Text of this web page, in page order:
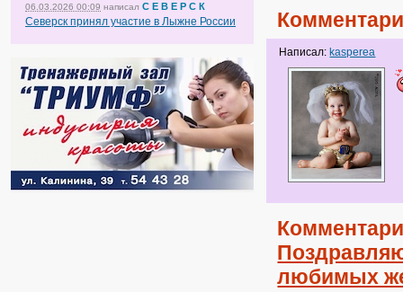
06.03.2026 00:09 написал С Е В Е Р С К
Северск принял участие в Лыжне России
Написал: kasperea
любимых